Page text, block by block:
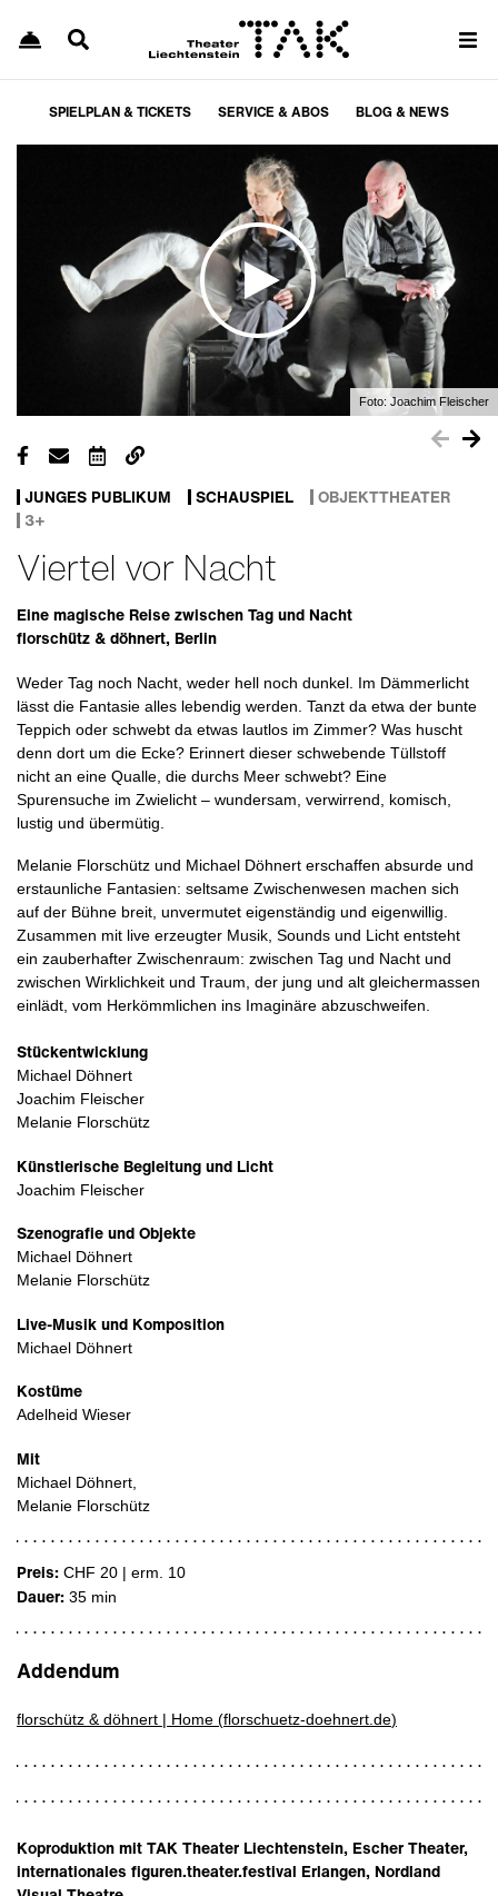
SPIELPLAN & TICKETS SERVICE & ABOS BLOG & NEWS
Foto: Joachim Fleischer
JUNGES PUBLIKUM SCHAUSPIEL
OBJEKTTHEATER
3+
Viertel vor Nacht
Eine magische Reise zwischen Tag und Nacht
florschütz & döhnert, Berlin
Weder Tag noch Nacht, weder hell noch dunkel. Im Dämmerlicht
lässt die Fantasie alles lebendig werden. Tanzt da etwa der bunte
Teppich oder schwebt da etwas lautlos im Zimmer? Was huscht
denn dort um die Ecke? Erinnert dieser schwebende Tüllstoff
nicht an eine Qualle, die durchs Meer schwebt? Eine
Spurensuche im Zwielicht – wundersam, verwirrend, komisch,
lustig und übermütig.
Melanie Florschütz und Michael Döhnert erschaffen absurde und
erstaunliche Fantasien: seltsame Zwischenwesen machen sich
auf der Bühne breit, unvermutet eigenständig und eigenwillig.
Zusammen mit live erzeugter Musik, Sounds und Licht entsteht
ein zauberhafter Zwischenraum: zwischen Tag und Nacht und
zwischen Wirklichkeit und Traum, der jung und alt gleichermassen
einlädt, vom Herkömmlichen ins Imaginäre abzuschweifen.
Stückentwicklung
Michael Döhnert
Joachim Fleischer
Melanie Florschütz
Künstlerische Begleitung und Licht
Joachim Fleischer
Szenografie und Objekte
Michael Döhnert
Melanie Florschütz
Live-Musik und Komposition
Michael Döhnert
Kostüme
Adelheid Wieser
Mit
Michael Döhnert,
Melanie Florschütz
Preis: CHF 20 | erm. 10
Dauer: 35 min
Addendum
florschütz & döhnert | Home (florschuetz-doehnert.de)
Koproduktion mit TAK Theater Liechtenstein, Escher Theater,
internationales figuren.theater.festival Erlangen, Nordland